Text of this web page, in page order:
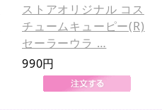
ストアオリジナル コス
チュームキューピー(R)
セーラーウラ …
990円